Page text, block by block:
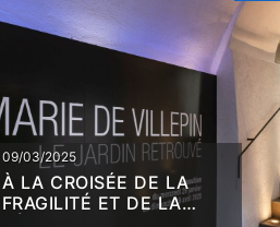
09/03/2025
À LA CROISÉE DE LA
FRAGILITÉ ET DE LA